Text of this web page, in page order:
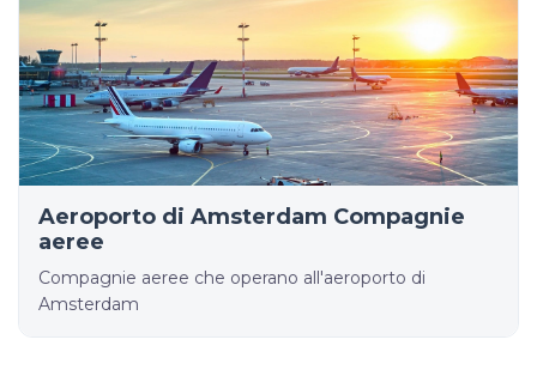
Aeroporto di Amsterdam Compagnie
aeree
Compagnie aeree che operano all'aeroporto di
Amsterdam